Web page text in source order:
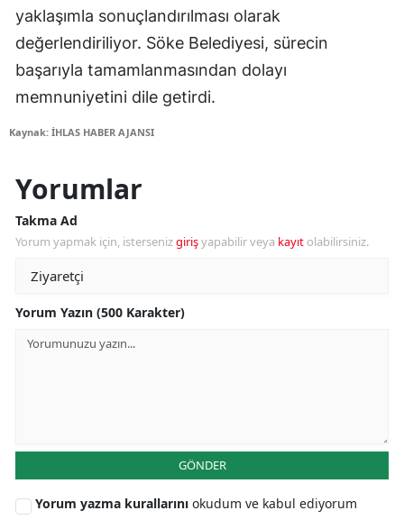
yaklaşımla sonuçlandırılması olarak
değerlendiriliyor. Söke Belediyesi, sürecin
başarıyla tamamlanmasından dolayı
memnuniyetini dile getirdi.
Kaynak: İHLAS HABER AJANSI
Yorumlar
Takma Ad
Yorum yapmak için, istersenizgirişyapabilir veya kayıt olabilirsiniz.
Yorum Yazın (500 Karakter)
GÖNDER
Yorum yazma kurallarını okudum ve kabul ediyorum